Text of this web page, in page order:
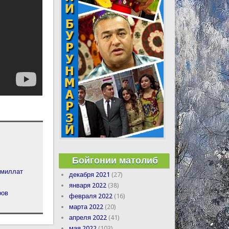
Бойгонии матолиб
декабря 2021 (27)
января 2022 (38)
февраля 2022 (16)
марта 2022 (20)
апреля 2022 (41)